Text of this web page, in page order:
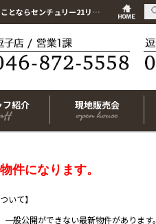
こちらは会員物件です【im-316602｜茅ヶ崎市今宿｜新築一戸建て｜3LDK】｜逗子市・葉山町・湘南エリアの不動産のことならセンチュリー21リビングライフにお任せください！
フ紹介 現地販売会
件になります。
いて】
般公開ができない最新物件があります。